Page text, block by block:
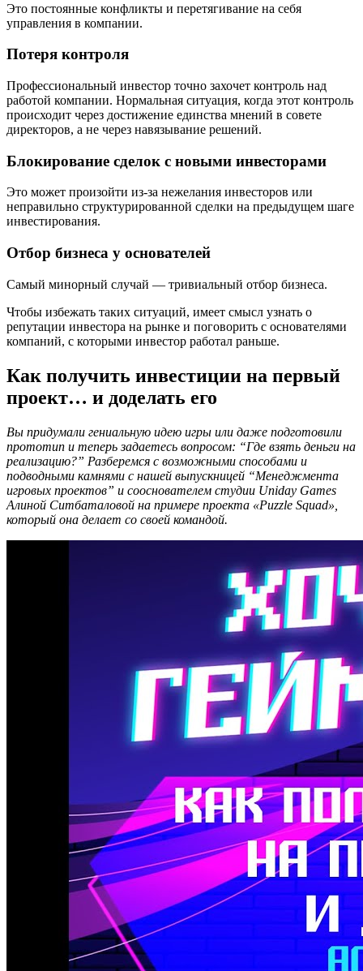
Это постоянные конфликты и перетягивание на себя
управления в компании.
Потеря контроля
Профессиональный инвестор точно захочет контроль над
работой компании. Нормальная ситуация, когда этот контроль
происходит через достижение единства мнений в совете
директоров, а не через навязывание решений.
Блокирование сделок с новыми инвесторами
Это может произойти из-за нежелания инвесторов или
неправильно структурированной сделки на предыдущем шаге
инвестирования.
Отбор бизнеса у основателей
Самый минорный случай — тривиальный отбор бизнеса.
Чтобы избежать таких ситуаций, имеет смысл узнать о
репутации инвестора на рынке и поговорить с основателями
компаний, с которыми инвестор работал раньше.
Как получить инвестиции на первый
проект… и доделать его
Вы придумали гениальную идею игры или даже подготовили
прототип и теперь задаетесь вопросом: “Где взять деньги на
реализацию?” Разберемся с возможными способами и
подводными камнями с нашей выпускницей “Менеджмента
игровых проектов” и сооснователем студии Uniday Games
Алиной Ситбаталовой на примере проекта «Puzzle Squad»,
который она делает со своей командой.